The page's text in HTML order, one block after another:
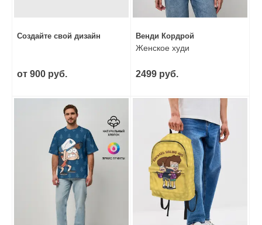
Создайте свой дизайн
от 900 руб.
Венди Кордрой
Женское худи
2499 руб.